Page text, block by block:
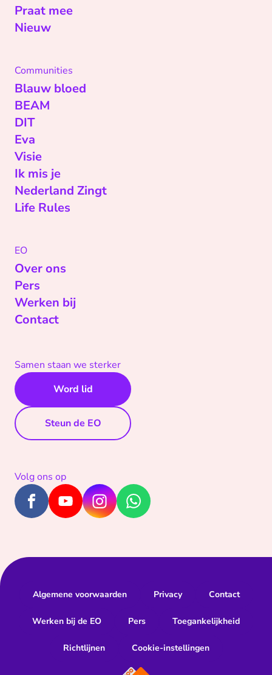
Praat mee
Nieuw
Communities
Blauw bloed
BEAM
DIT
Eva
Visie
Ik mis je
Nederland Zingt
Life Rules
EO
Over ons
Pers
Werken bij
Contact
Samen staan we sterker
Word lid
Steun de EO
Volg ons op
Algemene voorwaarden Privacy Contact
Werken bij de EO Pers Toegankelijkheid
Richtlijnen Cookie-instellingen